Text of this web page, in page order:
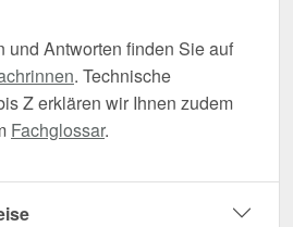
und Antworten finden Sie auf
. Technische
Z erklären wir Ihnen zudem
Fachglossar.